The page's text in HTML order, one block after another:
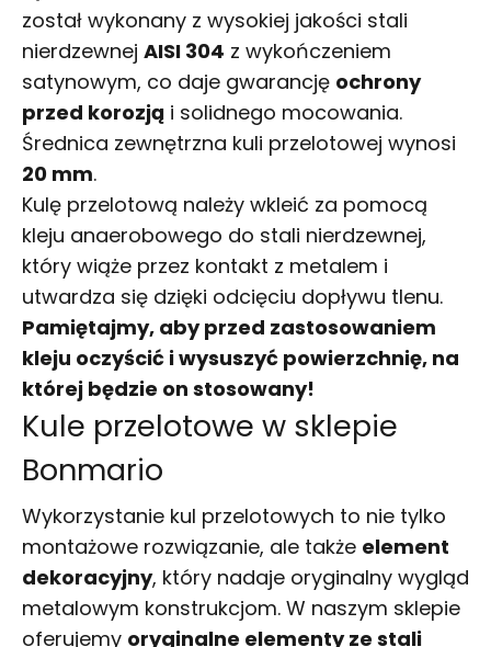
został wykonany z wysokiej jakości stali
nierdzewnej AISI 304 z wykończeniem
satynowym, co daje gwarancję ochrony
przed korozją i solidnego mocowania.
Średnica zewnętrzna kuli przelotowej wynosi
20 mm.
Kulę przelotową należy wkleić za pomocą
kleju anaerobowego do stali nierdzewnej,
który wiąże przez kontakt z metalem i
utwardza się dzięki odcięciu dopływu tlenu.
Pamiętajmy, aby przed zastosowaniem
kleju oczyścić i wysuszyć powierzchnię, na
której będzie on stosowany!
Kule przelotowe w sklepie
Bonmario
Wykorzystanie kul przelotowych to nie tylko
montażowe rozwiązanie, ale także element
dekoracyjny, który nadaje oryginalny wygląd
metalowym konstrukcjom. W naszym sklepie
oferujemy oryginalne elementy ze stali